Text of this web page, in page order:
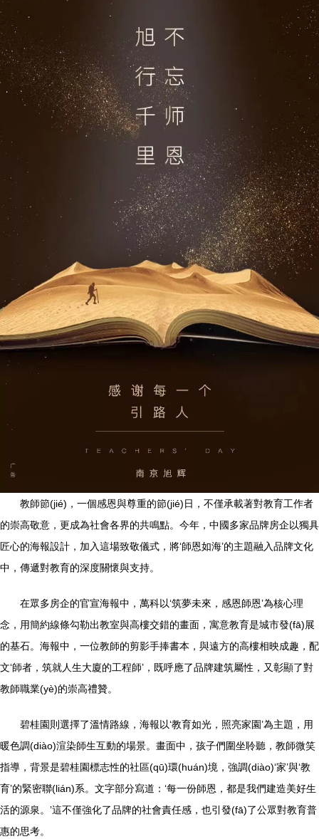
教師節(jié)，一個感恩與尊重的節(jié)日，不僅承載著對教育工作者
的崇高敬意，更成為社會各界的共鳴點。今年，中國多家品牌房企以獨具
匠心的海報設計，加入這場致敬儀式，將‘師恩如海’的主題融入品牌文化
中，傳遞對教育的深度關懷與支持。
在眾多房企的官宣海報中，萬科以‘筑夢未來，感恩師恩’為核心理
念，用簡約線條勾勒出教室與高樓交錯的畫面，寓意教育是城市發(fā)展
的基石。海報中，一位教師的剪影手捧書本，與遠方的高樓相映成趣，配
文‘師者，筑就人生大廈的工程師’，既呼應了品牌建筑屬性，又彰顯了對
教師職業(yè)的崇高禮贊。
碧桂園則選擇了溫情路線，海報以‘教育如光，照亮家園’為主題，用
暖色調(diào)渲染師生互動的場景。畫面中，孩子們圍坐聆聽，教師微笑
指導，背景是碧桂園標志性的社區(qū)環(huán)境，強調(diào)‘家’與‘教
育’的緊密聯(lián)系。文字部分寫道：‘每一份師恩，都是我們建造美好生
活的源泉。’這不僅強化了品牌的社會責任感，也引發(fā)了公眾對教育普
惠的思考。